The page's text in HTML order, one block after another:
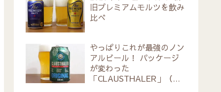
旧プレミアムモルツを飲み
比べ
やっぱりこれが最強のノン
アルビール！ パッケージ
が変わった
「CLAUSTHALER」（ク